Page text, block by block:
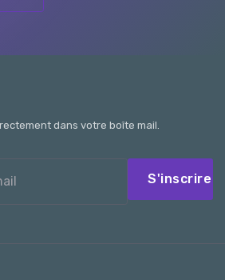
dans votre boîte mail.
S'inscrire